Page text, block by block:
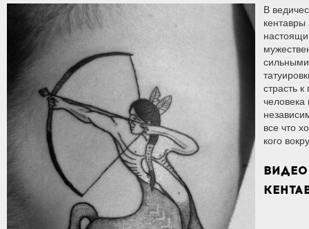
В
кентавры
страсть
человека
все что
кого